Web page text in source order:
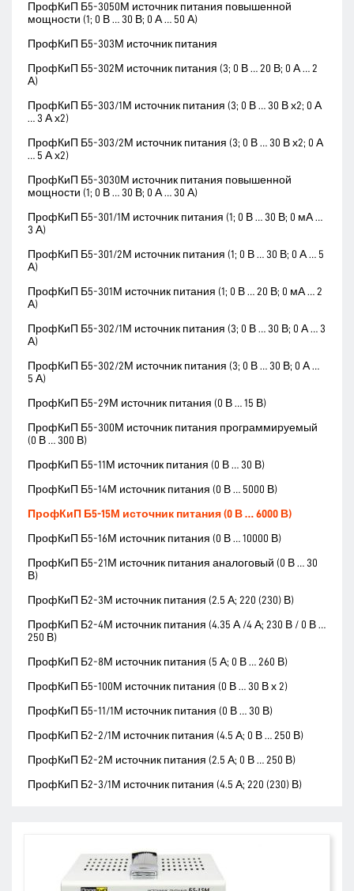
ПрофКиП Б5-3050М источник питания повышенной
мощности (1; 0 В … 30 В; 0 А … 50 А)
ПрофКиП Б5-303М источник питания
ПрофКиП Б5-302М источник питания (3; 0 В … 20 В; 0 А … 2
А)
ПрофКиП Б5-303/1М источник питания (3; 0 В … 30 В х2; 0 А
… 3 А х2)
ПрофКиП Б5-303/2М источник питания (3; 0 В … 30 В х2; 0 А
… 5 А х2)
ПрофКиП Б5-3030М источник питания повышенной
мощности (1; 0 В … 30 В; 0 А … 30 А)
ПрофКиП Б5-301/1М источник питания (1; 0 В … 30 В; 0 мА …
3 А)
ПрофКиП Б5-301/2М источник питания (1; 0 В … 30 В; 0 А … 5
А)
ПрофКиП Б5-301М источник питания (1; 0 В … 20 В; 0 мА … 2
А)
ПрофКиП Б5-302/1М источник питания (3; 0 В … 30 В; 0 А … 3
А)
ПрофКиП Б5-302/2М источник питания (3; 0 В … 30 В; 0 А …
5 А)
ПрофКиП Б5-29М источник питания (0 В … 15 В)
ПрофКиП Б5-300М источник питания программируемый
(0 В … 300 В)
ПрофКиП Б5-11М источник питания (0 В … 30 В)
ПрофКиП Б5-14М источник питания (0 В … 5000 В)
ПрофКиП Б5-15М источник питания (0 В … 6000 В)
ПрофКиП Б5-16М источник питания (0 В … 10000 В)
ПрофКиП Б5-21М источник питания аналоговый (0 В … 30
В)
ПрофКиП Б2-3М источник питания (2.5 А; 220 (230) В)
ПрофКиП Б2-4М источник питания (4.35 А /4 А; 230 В / 0 В …
250 В)
ПрофКиП Б2-8М источник питания (5 А; 0 В … 260 В)
ПрофКиП Б5-100М источник питания (0 В … 30 В х 2)
ПрофКиП Б5-11/1М источник питания (0 В … 30 В)
ПрофКиП Б2-2/1М источник питания (4.5 А; 0 В … 250 В)
ПрофКиП Б2-2М источник питания (2.5 А; 0 В … 250 В)
ПрофКиП Б2-3/1М источник питания (4.5 А; 220 (230) В)